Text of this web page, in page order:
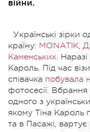
війни.
Українські зірки
країну: MONATIK,
Каменських.
Кароль. Під час
співачка побувала
фотосесії.
одного з
якому Тіна Кароль
та в Пасажі,